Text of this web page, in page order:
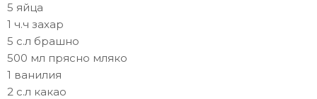
5 яйца
1 ч.ч захар
5 с.л брашно
500 мл прясно мляко
1 ванилия
2 с.л какао